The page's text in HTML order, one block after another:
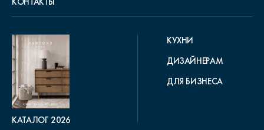
КАТАЛОГ 2026
КУХНИ
ДИЗАЙНЕРАМ
ДЛЯ БИЗНЕСА